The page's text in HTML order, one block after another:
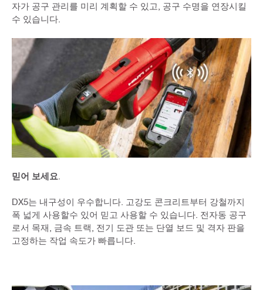
자가 공구 관리를 미리 계획할 수 있고, 공구 수명을 연장시킬
수 있습니다.
믿어 보세요
DX5는 내구성이 우수합니다. 고강도 콘크리트부터 강철까지
폭 넓게 사용할수 있어 믿고 사용할 수 있습니다. 전자동 공구
로서 목재, 금속 트랙, 전기 도관 또는 단열 보드 및 격자 판을
고정하는 작업 속도가 빠릅니다.